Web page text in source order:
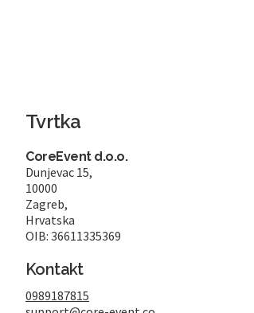
Tvrtka
CoreEvent d.o.o.
Dunjevac 15,
10000
Zagreb,
Hrvatska
OIB: 36611335369
Kontakt
0989187815